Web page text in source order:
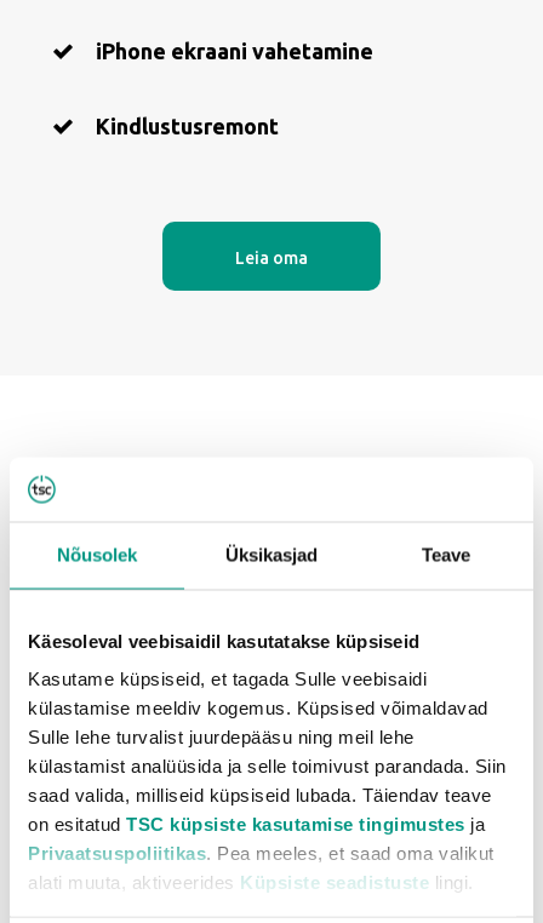
Nõusolek Üksikasjad Teave
Käesoleval veebisaidil kasutatakse küpsiseid
Kasutame küpsiseid, et tagada Sulle veebisaidi
külastamise meeldiv kogemus. Küpsised võimaldavad
Sulle lehe turvalist juurdepääsu ning meil lehe
külastamist analüüsida ja selle toimivust parandada. Siin
saad valida, milliseid küpsiseid lubada. Täiendav teave
on esitatud TSC küpsiste kasutamise tingimustes ja
Privaatsuspoliitikas. Pea meeles, et saad oma valikut
alati muuta, aktiveerides Küpsiste seadistuste lingi.
iPhone ekraani vahetamine
Kindlustusremont
Leia oma